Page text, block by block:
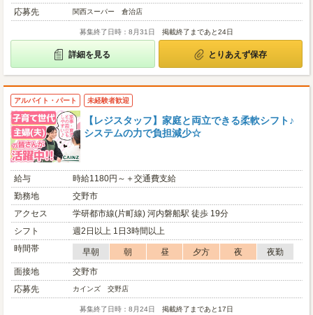
応募先
関西スーパー 倉治店
募集終了日時：8月31日 掲載終了まであと24日
詳細を見る とりあえず保存
アルバイト・パート 未経験者歓迎
【レジスタッフ】家庭と両立できる柔軟シフト♪
システムの力で負担減少☆
給与
時給1180円～＋交通費支給
勤務地
交野市
アクセス
学研都市線(片町線) 河内磐船駅 徒歩 19分
シフト
週2日以上 1日3時間以上
時間帯
早朝 朝 昼 夕方 夜
夜勤
面接地
交野市
応募先
カインズ 交野店
募集終了日時：8月24日 掲載終了まであと17日